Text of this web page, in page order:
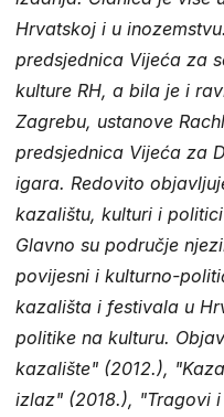
Hrvatskoj i u
predsjednica Vijeća za
kulture RH, a bila je i
Zagrebu, ustanove
predsjednica Vijeća za
igara. Redovito
kazalištu, kulturi i
Glavno su područje
povijesni i kulturno-
kazališta i festivala u
politike na kulturu.
kazalište" (2012.),
izlaz" (2018.), "Tragovi